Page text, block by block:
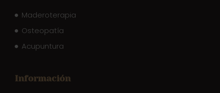
Maderoterapia
Osteopatía
Acupuntura
Información